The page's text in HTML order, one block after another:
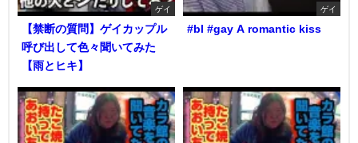
ゲイ
【禁断の質問】ゲイカップル
呼び出して色々聞いてみた
【雨とヒキ】
ゲイ
#bl #gay A romantic kiss